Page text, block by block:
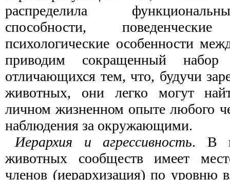
распределила
способности,
психологические особенности
приводим сокращенный набор
отличающихся тем, что, будучи
животных, они легко могут
личном жизненном опыте любого
наблюдения за окружающими.
Иерархия и агрессивность. В
животных сообществ имеет
членов (иерархизация) по уровню